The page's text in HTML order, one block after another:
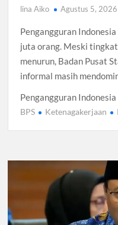
lina Aiko Agustus 5, 2026
Pengangguran
juta orang. Meski
menurun, Badan Pusat
informal masih
Pengangguran
BPS Ketenagakerjaan